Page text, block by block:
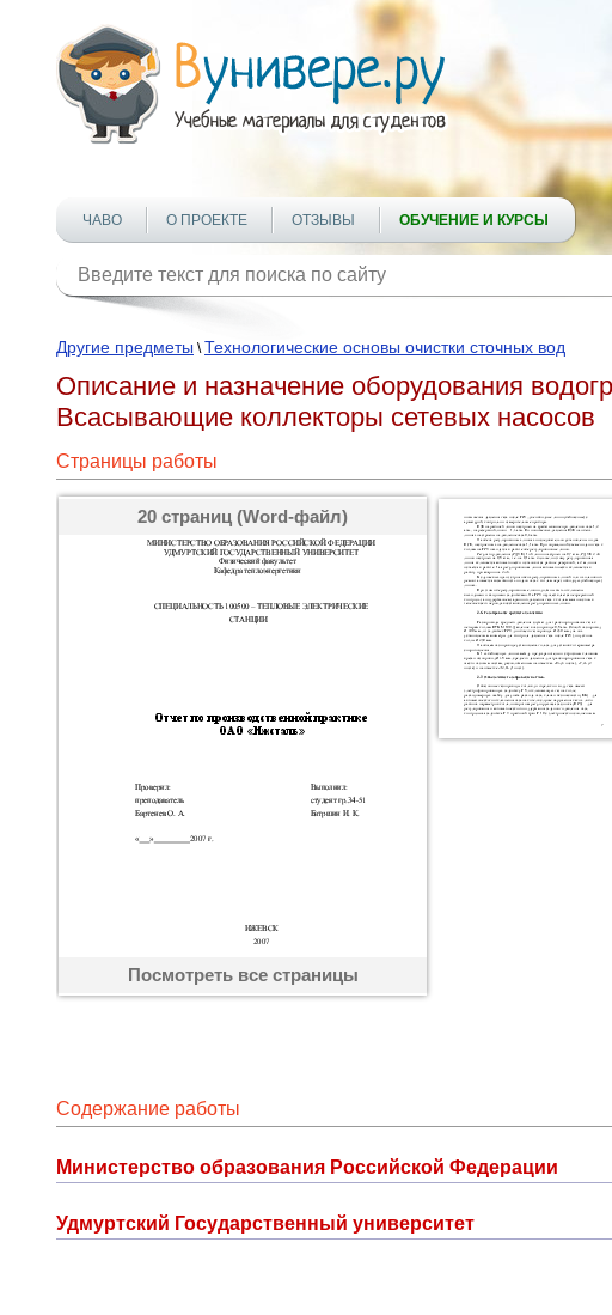
ЧАВО О ПРОЕКТЕ ОТЗЫВЫ ОБУЧЕНИЕ И КУРСЫ
Другие предметы \Технологические основы очистки сточных вод
Описание и назначение оборудования
Всасывающие коллекторы сетевых насосов
Страницы работы
20 страниц (Word-файл)
Посмотреть все страницы
Содержание работы
Министерство образования Российской Федерации
Удмуртский Государственный университет